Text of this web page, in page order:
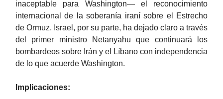
inaceptable para Washington— el reconocimiento
internacional de la soberanía iraní sobre el Estrecho
de Ormuz. Israel, por su parte, ha dejado claro a través
del primer ministro Netanyahu que continuará los
bombardeos sobre Irán y el Líbano con independencia
de lo que acuerde Washington.
Implicaciones: